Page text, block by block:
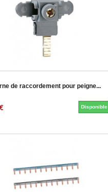
de raccordement pour peigne...
Disponible